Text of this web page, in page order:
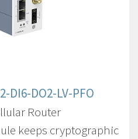
DI6-DO2-LV-PFO
Router
keeps cryptographic